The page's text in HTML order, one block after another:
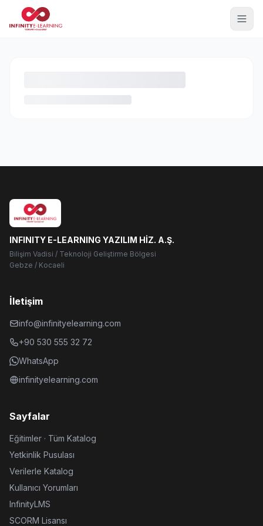
INFINITY E-LEARNING YAZILIM HİZ. A.Ş.
Bilişim Vadisi / Teknoloji Geliştirme Bölgesi
Gebze / Kocaeli
İletişim
info@infinityelearning.com
+90 530 555 32 72
WhatsApp
infinityelearning.com
Sayfalar
Eğitimler · Tüm Katalog
Yetkinlik Pusulası
Verilerle Katalog
Kullanıcı Yorumları
InfinityLMS
SCORM Lisansı